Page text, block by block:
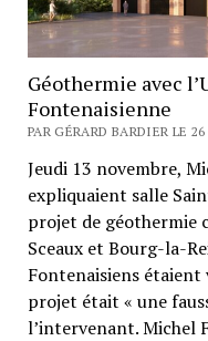
Géothermie avec
Fontenaisienne
PAR GÉRARD BARDIER LE
Jeudi 13 novembre,
expliquaient salle
projet de géothermie
Sceaux et Bourg-la-
Fontenaisiens
projet était « une
l’intervenant. Michel